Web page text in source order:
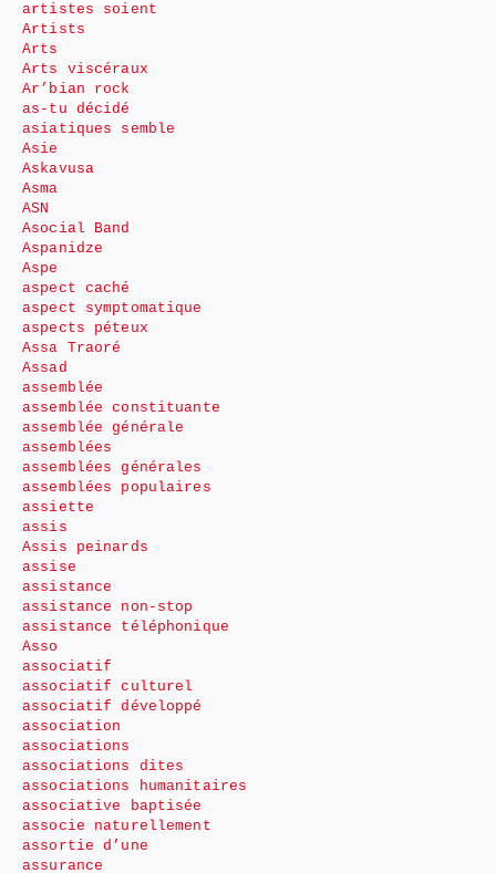
artistes soient
Artists
Arts
Arts viscéraux
Ar’bian rock
as-tu décidé
asiatiques semble
Asie
Askavusa
Asma
ASN
Asocial Band
Aspanidze
Aspe
aspect caché
aspect symptomatique
aspects péteux
Assa Traoré
Assad
assemblée
assemblée constituante
assemblée générale
assemblées
assemblées générales
assemblées populaires
assiette
assis
Assis peinards
assise
assistance
assistance non-stop
assistance téléphonique
Asso
associatif
associatif culturel
associatif développé
association
associations
associations dites
associations humanitaires
associative baptisée
associe naturellement
assortie d’une
assurance